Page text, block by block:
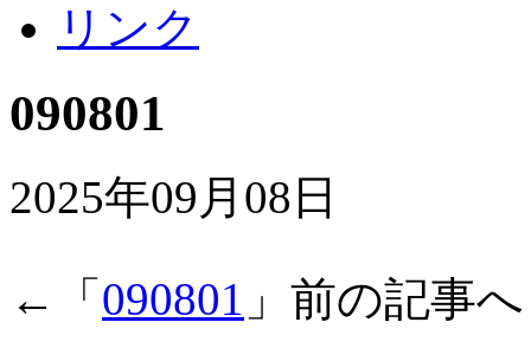
リンク
090801
2025年09月08日
←「 090801 」前の記事